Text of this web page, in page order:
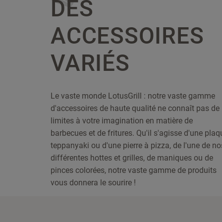
DES
ACCESSOIRES
VARIÉS
Le vaste monde LotusGrill : notre vaste gamme
d'accessoires de haute qualité ne connaît pas de
limites à votre imagination en matière de
barbecues et de fritures. Qu'il s'agisse d'une
teppanyaki ou d'une pierre à pizza, de l'une de
différentes hottes et grilles, de maniques ou de
pinces colorées, notre vaste gamme de produits
vous donnera le sourire !